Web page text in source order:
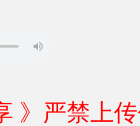
》严禁上